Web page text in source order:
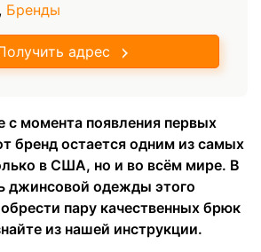
, Бренды
адрес
с момента появления первых
бренд остается одним из самых
в США, но и во всём мире. В
джинсовой одежды этого
пару качественных брюк
из нашей инструкции.